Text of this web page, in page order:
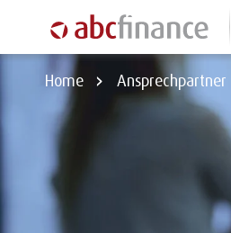
Home Ansprechpartner